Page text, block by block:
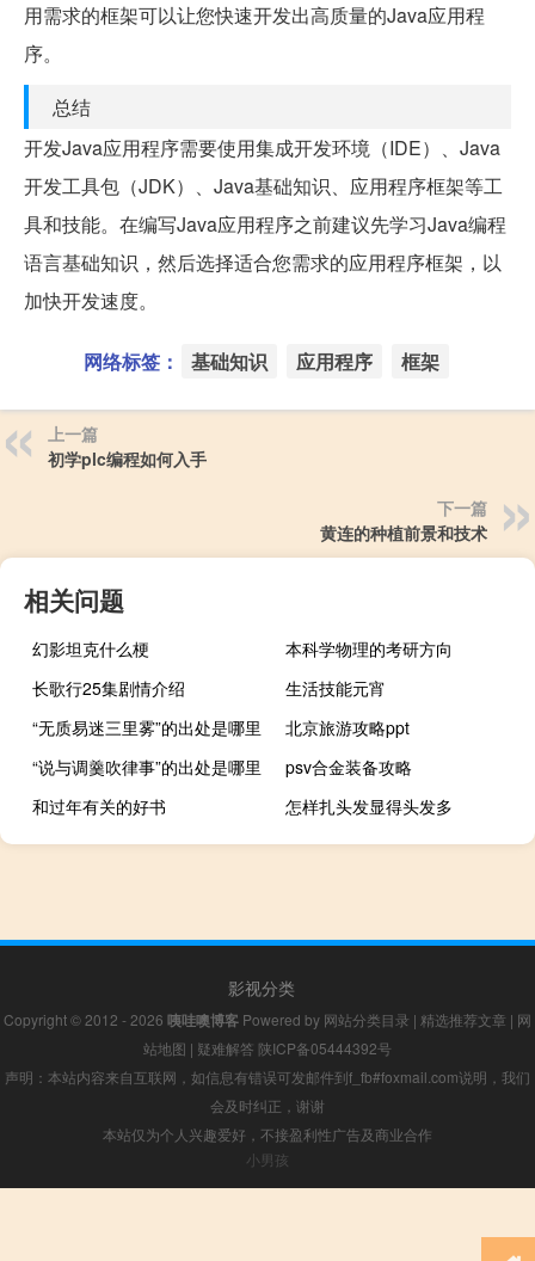
用需求的框架可以让您快速开发出高质量的Java应用程
序。
总结
开发Java应用程序需要使用集成开发环境（IDE）、Java
开发工具包（JDK）、Java基础知识、应用程序框架等工
具和技能。在编写Java应用程序之前建议先学习Java编程
语言基础知识，然后选择适合您需求的应用程序框架，以
加快开发速度。
网络标签： 基础知识 应用程序 框架
上一篇
初学plc编程如何入手
下一篇
黄连的种植前景和技术
相关问题
幻影坦克什么梗
本科学物理的考研方向
长歌行25集剧情介绍
生活技能元宵
“无质易迷三里雾”的出处是哪里
北京旅游攻略ppt
“说与调羹吹律事”的出处是哪里
psv合金装备攻略
和过年有关的好书
怎样扎头发显得头发多
影视分类
Copyright © 2012 - 2026 咦哇噢博客 Powered by 网站分类目录 | 精选推荐文章 | 网
站地图 | 疑难解答 陕ICP备05444392号
声明：本站内容来自互联网，如信息有错误可发邮件到f_fb#foxmail.com说明，我们
会及时纠正，谢谢
本站仅为个人兴趣爱好，不接盈利性广告及商业合作
小男孩